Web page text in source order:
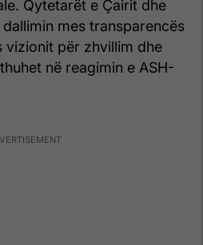
Qytetarët e Çairit dhe
mes transparencës
vizionit për zhvillim dhe
në reagimin e ASH-